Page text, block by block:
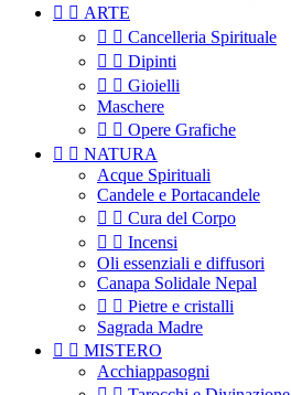
  ARTE
  Cancelleria Spirituale
  Dipinti
  Gioielli
Maschere
  Opere Grafiche
  NATURA
Acque Spirituali
Candele e Portacandele
  Cura del Corpo
  Incensi
Oli essenziali e diffusori
Canapa Solidale Nepal
  Pietre e cristalli
Sagrada Madre
  MISTERO
Acchiappasogni